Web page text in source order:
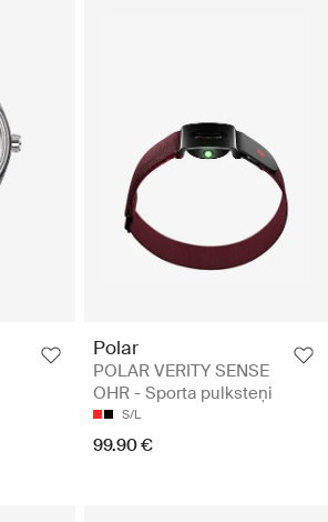
Polar
POLAR VERITY SENSE
OHR - Sporta pulksteņi
S/L
99.90 €